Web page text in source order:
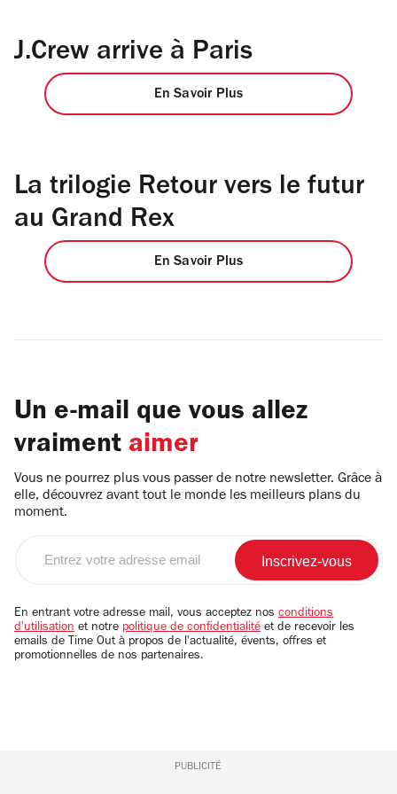
J.Crew arrive à Paris
En Savoir Plus
La trilogie Retour vers le futur
au Grand Rex
En Savoir Plus
Un e-mail que vous allez
vraiment aimer
Vous ne pourrez plus vous passer de notre newsletter. Grâce à
elle, découvrez avant tout le monde les meilleurs plans du
moment.
email
En entrant votre adresse mail, vous acceptez nos conditions
d'utilisation et notre politique de confidentialité et de recevoir les
emails de Time Out à propos de l'actualité, évents, offres et
promotionnelles de nos partenaires.
PUBLICITÉ